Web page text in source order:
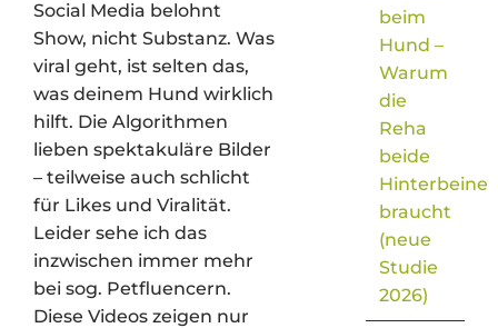
Social Media belohnt
Show, nicht Substanz. Was
viral geht, ist selten das,
was deinem Hund wirklich
hilft. Die Algorithmen
lieben spektakuläre Bilder
– teilweise auch schlicht
für Likes und Viralität.
Leider sehe ich das
inzwischen immer mehr
bei sog. Petfluencern.
Diese Videos zeigen nur
beim
Hund –
Warum
die
Reha
beide
Hinterbeine
braucht
(neue
Studie
2026)